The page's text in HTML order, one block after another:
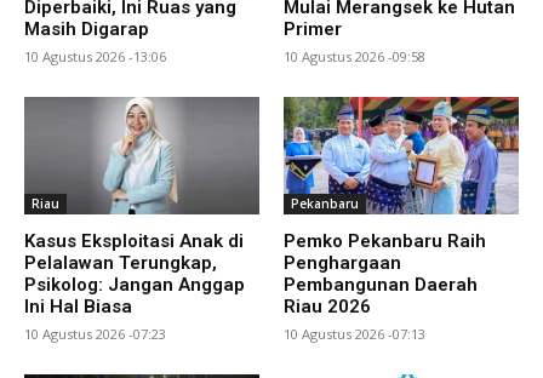
Diperbaiki, Ini Ruas yang
Masih Digarap
10 Agustus 2026 -13:06
Mulai Merangsek ke Hutan
Primer
10 Agustus 2026 -09:58
Riau
Kasus Eksploitasi Anak di
Pelalawan Terungkap,
Psikolog: Jangan Anggap
Ini Hal Biasa
10 Agustus 2026 -07:23
Pekanbaru
Pemko Pekanbaru Raih
Penghargaan
Pembangunan Daerah
Riau 2026
10 Agustus 2026 -07:13